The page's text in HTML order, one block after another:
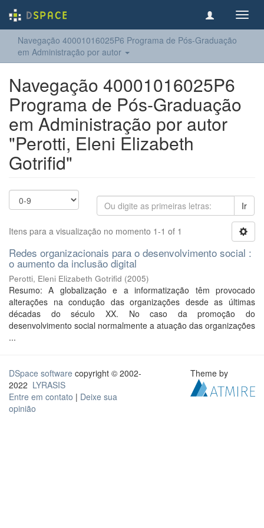
Navegação 40001016025P6 Programa de Pós-Graduação
em Administração por autor
Navegação 40001016025P6
Programa de Pós-Graduação
em Administração por autor
"Perotti, Eleni Elizabeth
Gotrifid"
Ir
Itens para a visualização no momento 1-1 of 1
Redes organizacionais para o desenvolvimento social :
o aumento da inclusão digital
Perotti, Eleni Elizabeth Gotrifid (2005)
Resumo: A globalização e a informatização têm provocado
alterações na condução das organizações desde as últimas
décadas do século XX. No caso da promoção do
desenvolvimento social normalmente a atuação das organizações
...
DSpace software copyright © 2002-
2022 LYRASIS
Entre em contato | Deixe sua
opinião
Theme by